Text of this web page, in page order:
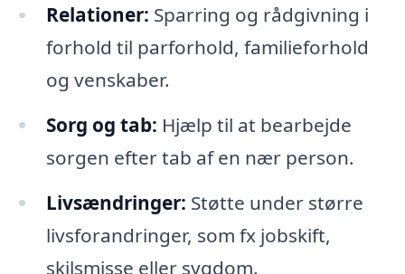
Relationer: Sparring og rådgivning i
forhold til parforhold, familieforhold
og venskaber.
Sorg og tab: Hjælp til at bearbejde
sorgen efter tab af en nær person.
Livsændringer: Støtte under større
livsforandringer, som fx jobskift,
skilsmisse eller sygdom.